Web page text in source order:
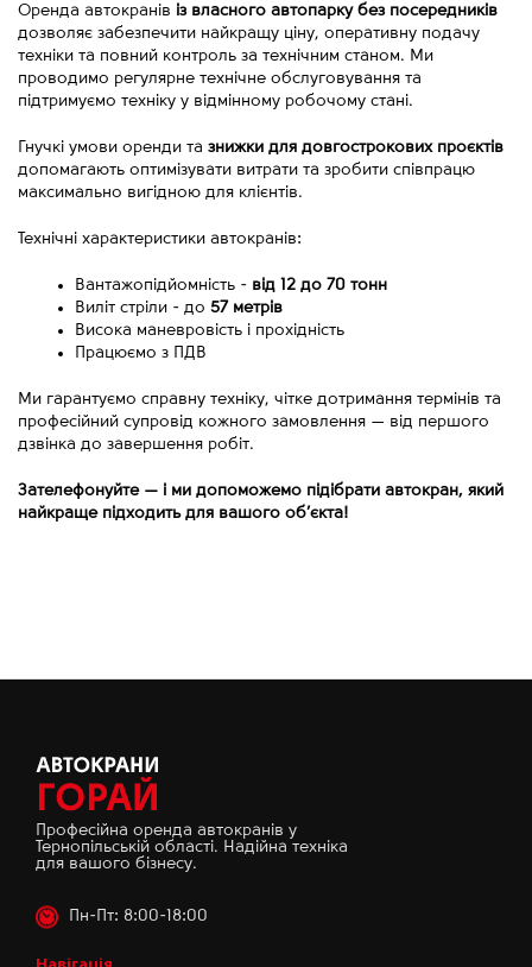
Оренда автокранів із власного автопарку без посередників
дозволяє забезпечити найкращу ціну, оперативну подачу
техніки та повний контроль за технічним станом. Ми
проводимо регулярне технічне обслуговування та
підтримуємо техніку у відмінному робочому стані.
Гнучкі умови оренди та знижки для довгострокових проєктів
допомагають оптимізувати витрати та зробити співпрацю
максимально вигідною для клієнтів.
Технічні характеристики автокранів:
Вантажопідйомність - від 12 до 70 тонн
Виліт стріли - до 57 метрів
Висока маневровість і прохідність
Працюємо з ПДВ
Ми гарантуємо справну техніку, чітке дотримання термінів та
професійний супровід кожного замовлення — від першого
дзвінка до завершення робіт.
Зателефонуйте — і ми допоможемо підібрати автокран, який
найкраще підходить для вашого об’єкта!
Професійна оренда автокранів у
Тернопільській області. Надійна техніка
для вашого бізнесу.
Пн-Пт: 8:00-18:00